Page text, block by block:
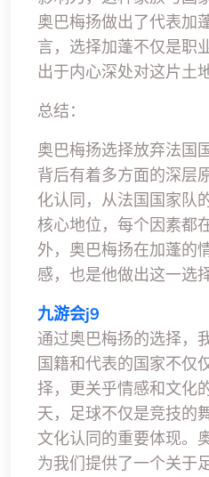
奥巴梅扬做出了代表加
言，选择加蓬不仅是职
出于内心深处对这片土
总结：
奥巴梅扬选择放弃法国
背后有着多方面的深层
化认同，从法国国家队
核心地位，每个因素都
外，奥巴梅扬在加蓬的
感，也是他做出这一选
九游会j9
通过奥巴梅扬的选择，
国籍和代表的国家不仅
择，更关乎情感和文化
天，足球不仅是竞技的
文化认同的重要体现。
为我们提供了一个关于